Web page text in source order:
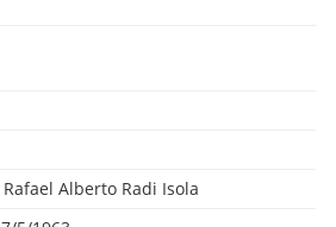
Rafael Alberto Radi Isola